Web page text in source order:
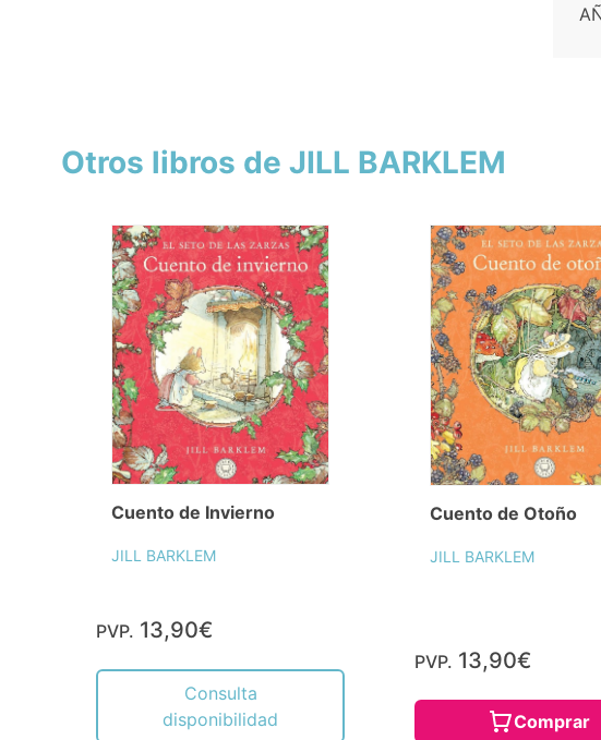
Otros libros de JILL BARKLEM
Cuento de Invierno
JILL BARKLEM
PVP. 13,90€
Consulta
disponibilidad
Cuento de Otoño
JILL BARKLEM
PVP. 13,90€
Comprar